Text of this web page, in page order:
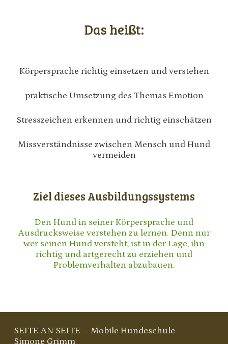
Das heißt:
Körpersprache richtig einsetzen und verstehen
praktische Umsetzung des Themas Emotion
Stresszeichen erkennen und richtig einschätzen
Missverständnisse zwischen Mensch und Hund
vermeiden
Ziel dieses Ausbildungssystems
Den Hund in seiner Körpersprache und
Ausdrucksweise verstehen zu lernen. Denn nur
wer seinen Hund versteht, ist in der Lage, ihn
richtig und artgerecht zu erziehen und
Problemverhalten abzubauen.
SEITE AN SEITE – Mobile Hundeschule
Simone Grimm